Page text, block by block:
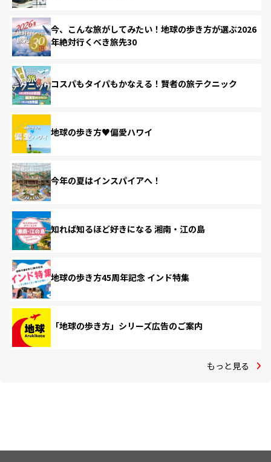
今、こんな旅がしてみたい！地球の歩き方が選ぶ2026
年絶対行くべき旅先30
コスパもタイパもかなえる！賢者の旅テクニック
地球の歩き方♥偏愛ハワイ
今年の夏はインスパイアへ！
知れば知るほど好きになる 湘南・江の島
地球の歩き方45周年記念 インド特集
「地球の歩き方」シリーズ広告のご案内
もっと見る